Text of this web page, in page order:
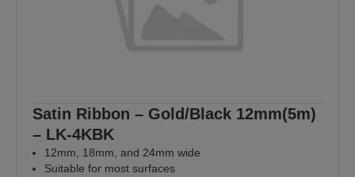
Satin Ribbon – Gold/Black 12mm(5m)
– LK-4KBK
12mm, 18mm, and 24mm wide
Suitable for most surfaces